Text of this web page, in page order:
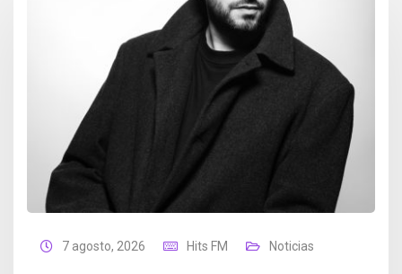
7 agosto, 2026 Hits FM Noticias